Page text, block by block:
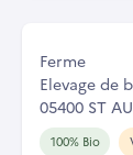
Ferme
Elevage de
05400 ST
100% Bio